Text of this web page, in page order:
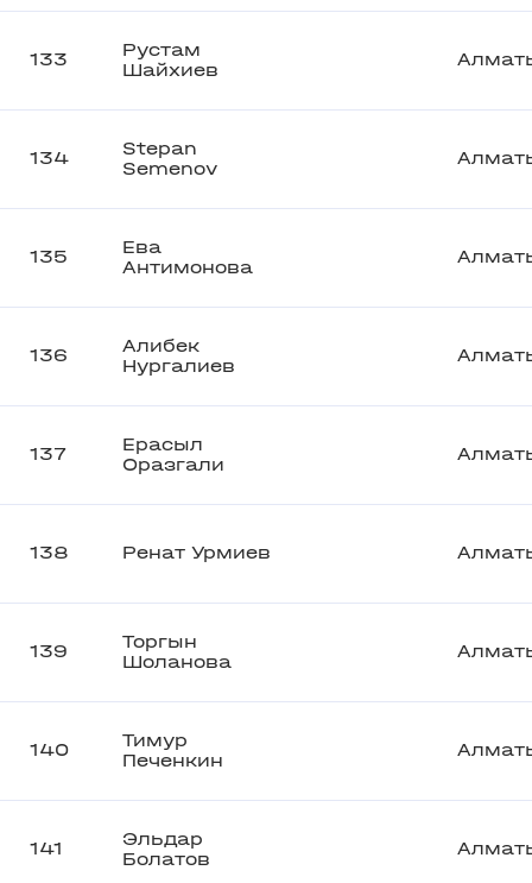
133
Рустам
Шайхиев
134
Stepan
Semenov
135
Ева
Антимонова
136
Алибек
Нургалиев
137
Ерасыл
Оразгали
138 Ренат Урмиев
139
Торгын
Шоланова
140
Тимур
Печенкин
141
Эльдар
Болатов